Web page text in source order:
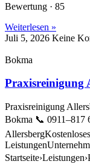
Bewertung · 85
Weiterlesen »
Juli 5, 2026 Keine
Bokma
Praxisreinigung
Praxisreinigung
Bokma 📞